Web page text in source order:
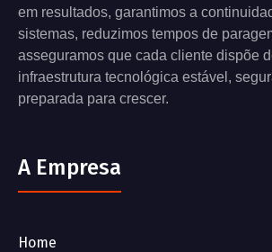
em resultados, garantimos a
sistemas, reduzimos tempos de
asseguramos que cada cliente dispõe
infraestrutura tecnológica estável,
preparada para crescer.
A Empresa
Home